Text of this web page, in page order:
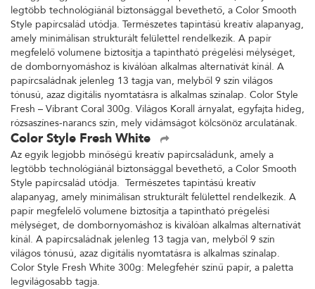
legtöbb technológiánál biztonsággal bevethető, a Color Smooth
Style papírcsalád utódja. Természetes tapintású kreatív alapanyag,
amely minimálisan strukturált felülettel rendelkezik. A papír
megfelelő volumene biztosítja a tapintható prégelési mélységet,
de dombornyomáshoz is kiválóan alkalmas alternatívát kínál. A
papírcsaládnak jelenleg 13 tagja van, melyből 9 szín világos
tónusú, azaz digitális nyomtatásra is alkalmas színalap. Color Style
Fresh – Vibrant Coral 300g. Világos Korall árnyalat, egyfajta hideg,
rózsaszínes-narancs szín, mely vidámságot kölcsönöz arculatának.
Color Style Fresh White
Az egyik legjobb minőségű kreatív papírcsaládunk, amely a
legtöbb technológiánál biztonsággal bevethető, a Color Smooth
Style papírcsalád utódja. Természetes tapintású kreatív
alapanyag, amely minimálisan strukturált felülettel rendelkezik. A
papír megfelelő volumene biztosítja a tapintható prégelési
mélységet, de dombornyomáshoz is kiválóan alkalmas alternatívát
kínál. A papírcsaládnak jelenleg 13 tagja van, melyből 9 szín
világos tónusú, azaz digitális nyomtatásra is alkalmas színalap.
Color Style Fresh White 300g: Melegfehér színű papír, a paletta
legvilágosabb tagja.